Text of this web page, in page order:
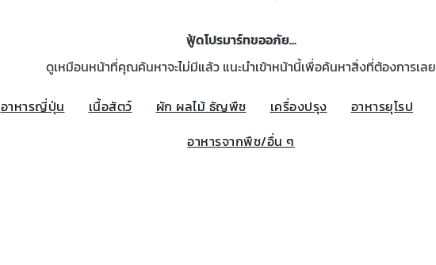
ฟู้ดโปรมาร์ทขออภัย...
ดูเหมือนหน้าที่คุณค้นหาจะไม่มีแล้ว แนะนำเข้าหน้านี้เพื่อค้นหาสิ่งที่ต้องการเลย
อาหารญี่ปุ่น เนื้อสัตว์ ผัก ผลไม้ ธัญพืช เครื่องปรุง อาหารยุโรป
อาหารจากพืช/อื่น ๆ